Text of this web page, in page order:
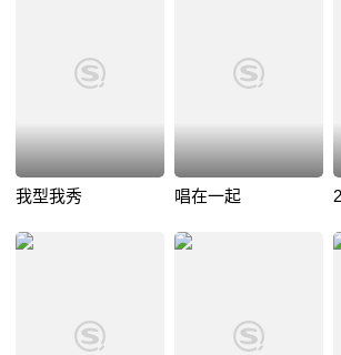
我型我秀 唱在一起